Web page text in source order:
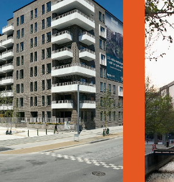
BASTIONEN
LÆS MERE